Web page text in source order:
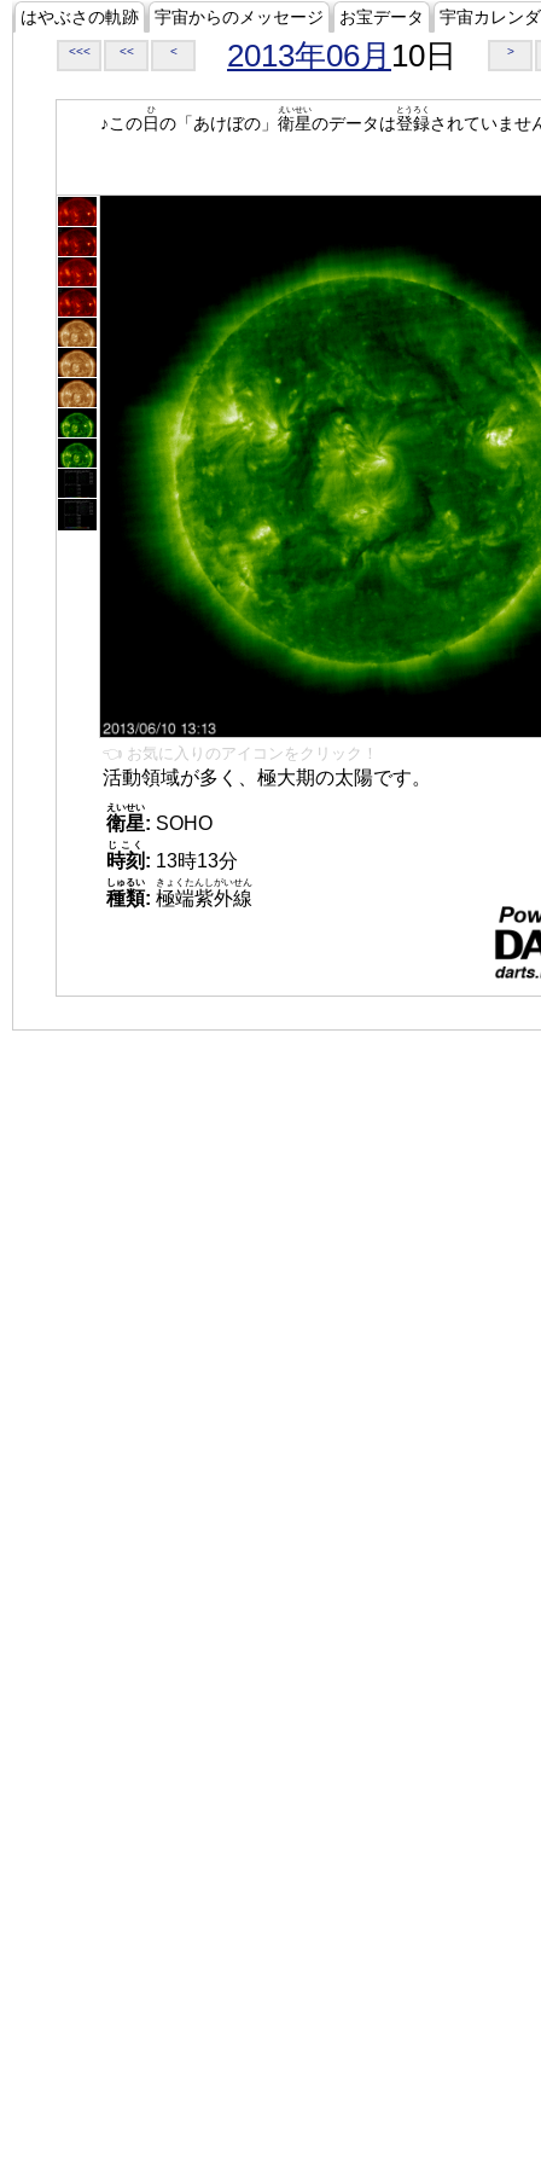
はやぶさの軌跡 宇宙からのメッセージ お宝データ 宇宙カレン
<<< << < 2013年06月 10日 >
♪この日
ひ
の「あけぼの」 衛星
えいせい
のデータは登録
とうろく
されていませ
👈 お気に入りのアイコンをクリック！
活動領域が多く、極大期の太陽です。
衛星
えいせい
: SOHO
時刻
じこく
: 13時13分
種類
しゅるい
: 極端紫外線
きょくたんしがいせん